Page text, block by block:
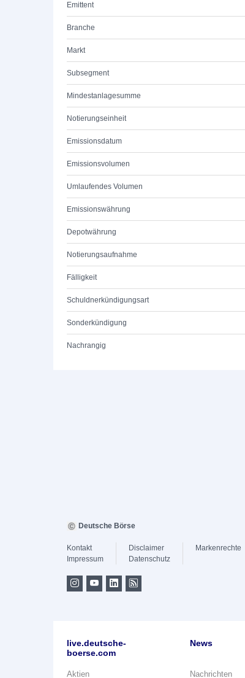
Emittent
Branche
Markt
Subsegment
Mindestanlagesumme
Notierungseinheit
Emissionsdatum
Emissionsvolumen
Umlaufendes Volumen
Emissionswährung
Depotwährung
Notierungsaufnahme
Fälligkeit
Schuldnerkündigungsart
Sonderkündigung
Nachrangig
Deutsche Börse
Kontakt
Impressum
Disclaimer
Datenschutz
Markenrechte
live.deutsche-
boerse.com
Aktien
News
Nachrichten